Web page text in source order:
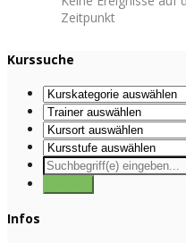
Zeitpunkt
Kurssuche
Infos